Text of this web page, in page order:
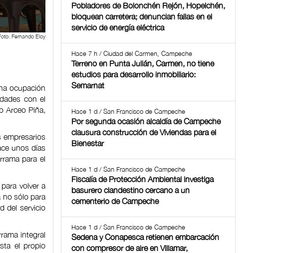
Fernando Eloy
ocupación
con el
Arceo Piña,
empresarios
unos días
para el
volver a
no sólo para
del servicio
integral
el propio
Pobladores de Bolonchén Rejón, Hopelchén,
bloquean carretera; denuncian fallas en el
servicio de energía eléctrica
Hace 7 h / Ciudad del Carmen, Campeche
Terreno en Punta Julián, Carmen, no tiene
estudios para desarrollo inmobiliario:
Semarnat
Hace 1 d / San Francisco de Campeche
Por segunda ocasión alcaldía de Campeche
clausura construcción de Viviendas para el
Bienestar
Hace 1 d / San Francisco de Campeche
Fiscalía de Protección Ambiental investiga
basurero clandestino cercano a un
cementerio de Campeche
Hace 1 d / San Francisco de Campeche
Sedena y Conapesca retienen embarcación
con compresor de aire en Villamar,